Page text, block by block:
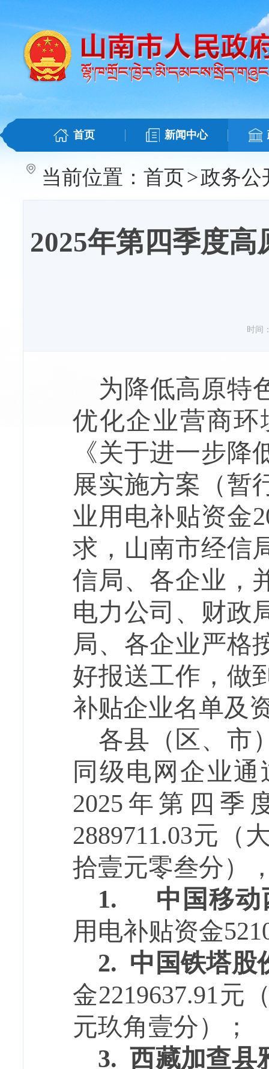
首页 新闻中心
当前位置： 首页>政务公
2025年第四季度
时间
为降低高原特
优化企业营商
《关于进一步
展实施方案（暂
业用电补贴资金
求，山南市经信
信局、各企业，
电力公司、财政
局、各企业严格
好报送工作，做
补贴企业名单及
各县（区、市
同级电网企业
2025年第四季
2889711.03元（
拾壹元零叁分）
1.
中国移
用电补贴资金
2. 中国铁塔股
金2219637.91元
元玖角壹分）；
3. 西藏加查县